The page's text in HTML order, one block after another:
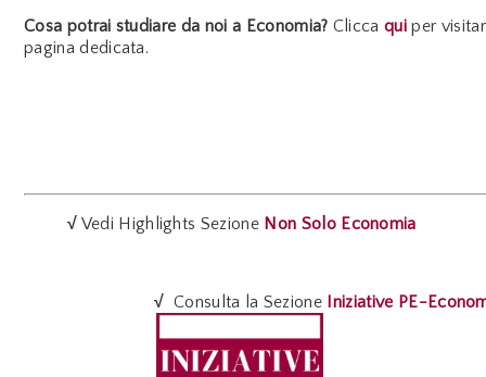
Cosa potrai studiare da noi a Economia? Cliccaquiper
pagina dedicata.
√ Vedi Highlights Sezione Non Solo Economia
√ Consulta la Sezione Iniziative PE-